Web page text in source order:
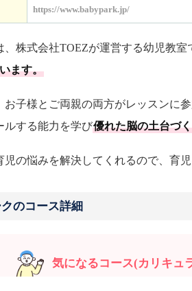
https://www.babypark.jp/
株式会社TOEZが運営する幼児教室
ます。
お子様とご両親の両方がレッスンに
ルする能力を学び優れた脳の土台づ
の悩みを解決してくれるので、育
のコース詳細
気になるコース(カリキュ